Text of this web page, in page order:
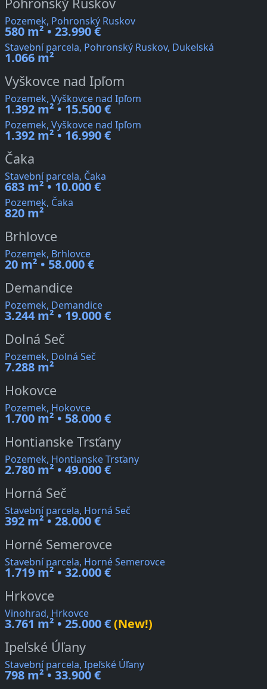
Pozemek, Pohronský Ruskov
580 m² • 23.990 €
Stavební parcela, Pohronský Ruskov, Dukelská
1.066 m²
Vyškovce nad Ipľom
Pozemek, Vyškovce nad Ipľom
1.392 m² • 15.500 €
Pozemek, Vyškovce nad Ipľom
1.392 m² • 16.990 €
Čaka
Stavební parcela, Čaka
683 m² • 10.000 €
Pozemek, Čaka
820 m²
Brhlovce
Pozemek, Brhlovce
20 m² • 58.000 €
Demandice
Pozemek, Demandice
3.244 m² • 19.000 €
Dolná Seč
Pozemek, Dolná Seč
7.288 m²
Hokovce
Pozemek, Hokovce
1.700 m² • 58.000 €
Hontianske Trsťany
Pozemek, Hontianske Trsťany
2.780 m² • 49.000 €
Horná Seč
Stavební parcela, Horná Seč
392 m² • 28.000 €
Horné Semerovce
Stavební parcela, Horné Semerovce
1.719 m² • 32.000 €
Hrkovce
Vinohrad, Hrkovce
3.761 m² • 25.000 €(New!)
Ipeľské Úľany
Stavební parcela, Ipeľské Úľany
798 m² • 33.900 €